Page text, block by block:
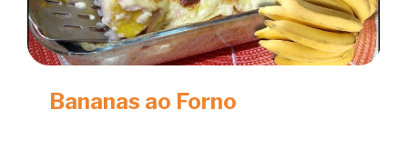
Bananas ao Forno